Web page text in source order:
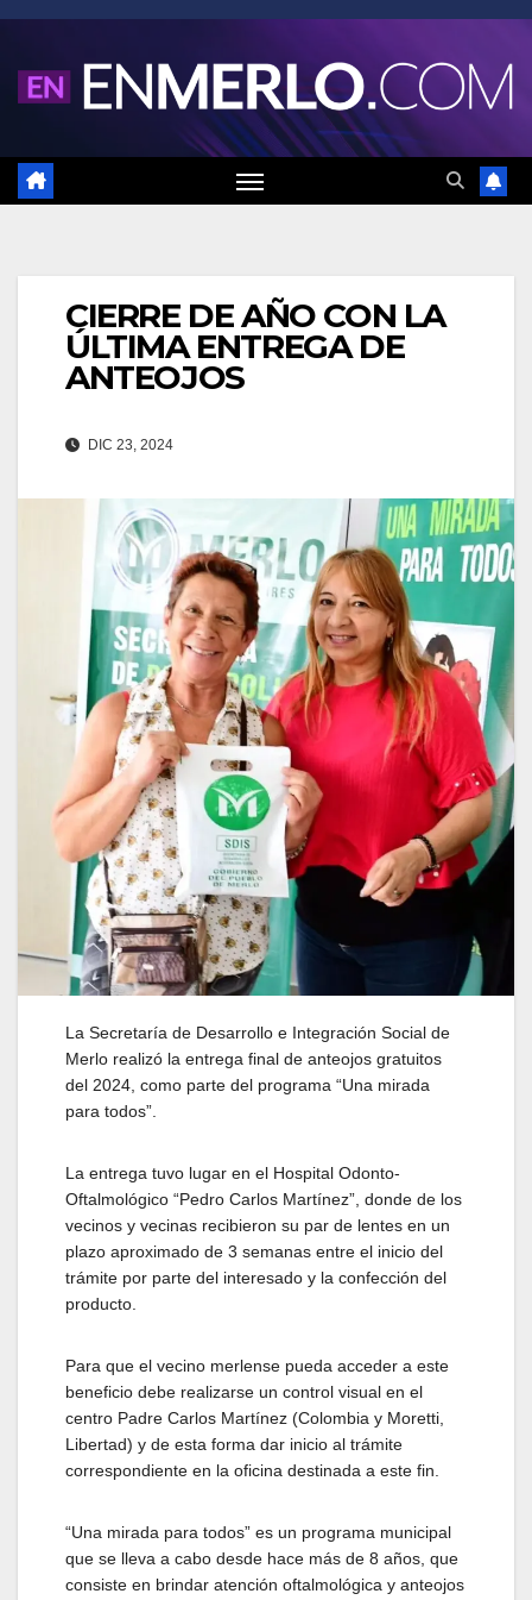
Saltar
contenido
CIERRE DE AÑO CON LA
ÚLTIMA ENTREGA DE
ANTEOJOS
DIC 23, 2024
La Secretaría de Desarrollo e Integración Social de
Merlo realizó la entrega final de anteojos gratuitos
del 2024, como parte del programa “Una mirada
para todos”.
La entrega tuvo lugar en el Hospital Odonto-
Oftalmológico “Pedro Carlos Martínez”, donde de los
vecinos y vecinas recibieron su par de lentes en un
plazo aproximado de 3 semanas entre el inicio del
trámite por parte del interesado y la confección del
producto.
Para que el vecino merlense pueda acceder a este
beneficio debe realizarse un control visual en el
centro Padre Carlos Martínez (Colombia y Moretti,
Libertad) y de esta forma dar inicio al trámite
correspondiente en la oficina destinada a este fin.
“Una mirada para todos” es un programa municipal
que se lleva a cabo desde hace más de 8 años, que
consiste en brindar atención oftalmológica y anteojos